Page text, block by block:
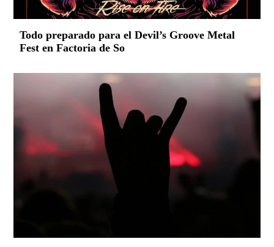
Todo preparado para el Devil’s Groove Metal
Fest en Factoria de So